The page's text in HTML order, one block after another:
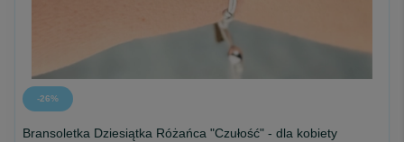
-26%
Bransoletka Dziesiątka Różańca "Czułość" - dla kobiety